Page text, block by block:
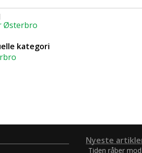
Østerbro
kategori
Nyeste
Tiden råber